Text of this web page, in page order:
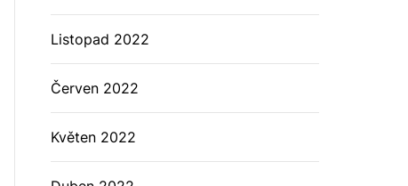
Listopad 2022
Červen 2022
Květen 2022